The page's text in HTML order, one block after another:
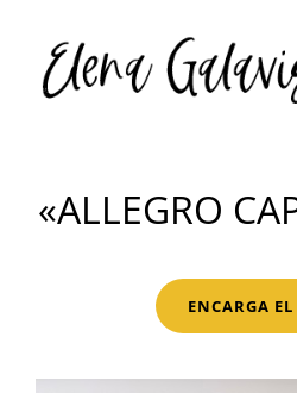
«ALLEGRO
ENCARGA